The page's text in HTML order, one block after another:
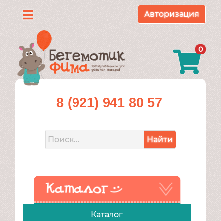
Каталог
О
нас
Доставка
Контакты
Авторизация
0
8 (921) 941 80 57
Найти
Каталог